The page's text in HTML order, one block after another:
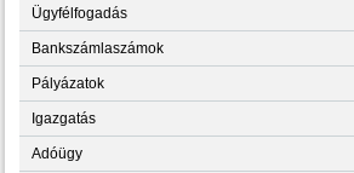
Ügyfélfogadás
Bankszámlaszámok
Pályázatok
Igazgatás
Adóügy